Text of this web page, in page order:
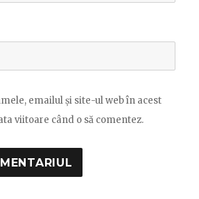
emailul și site-ul web în acest
viitoare când o să comentez.